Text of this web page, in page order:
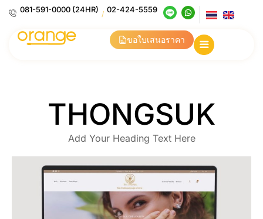
081-591-0000 (24HR) / 02-424-5559
ขอใบเสนอราคา
THONGSUK
Add Your Heading Text Here